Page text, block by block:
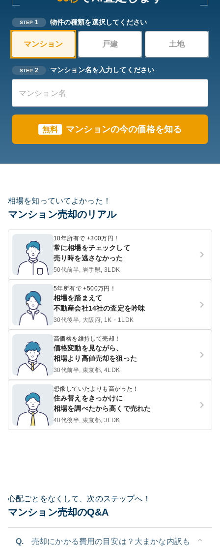
STEP 1 物件の種類を選択してください
マンション 戸建 土地
STEP 2 マンション名を入力してください
無料 マンションの今の価格を知る
相場を知っていてよかった！
マンション売却のリアル
10年所有で +300万円！
常に相場をチェックして
売り時を逃さなかった
50代前半, 岩手県, 3LDK
5年所有で +500万円！
相場を踏まえて
不動産会社14社の査定を吟味
30代後半, 大阪府, 1K・1LDK
高価格を維持して売却！
価格変動を見ながら、
相場より高値売却を狙った
30代前半, 東京都, 4LDK
想像していたよりも高かった！
住み替えをきっかけに
相場を調べたから高くで売れた
40代後半, 東京都, 3LDK
心配ごとをなくして、次のステップへ！
マンション売却のQ&A
Q.
売却にかかる費用の目安は？大まかな内訳も